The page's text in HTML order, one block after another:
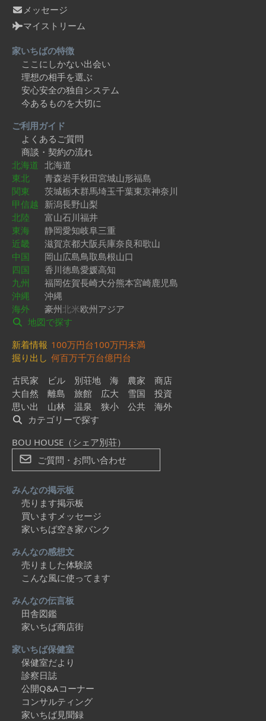
メッセージ
マイストリーム
家いちばの特徴
ここにしかない出会い
理想の相手を選ぶ
安心安全の独自システム
今あるものを大切に
ご利用ガイド
よくあるご質問
商談・契約の流れ
北海道 北海道
東北
青森岩手秋田宮城山形福島
関東
茨城栃木群馬埼玉千葉東京神奈川
甲信越 新潟長野山梨
北陸
富山石川福井
東海
静岡愛知岐阜三重
近畿
滋賀京都大阪兵庫奈良和歌山
中国
岡山広島鳥取島根山口
四国
香川徳島愛媛高知
九州
福岡佐賀長崎大分熊本宮崎鹿児島
沖縄
沖縄
海外
豪州北米欧州アジア
地図で探す
新着情報 100万円台100万円未満
掘り出し 何百万千万台億円台
古民家
ビル 別荘地 海 農家
商店
大自然
離島 旅館 広大 雪国
投資
思い出
山林 温泉 狭小 公共
海外
カテゴリーで探す
BOU HOUSE（シェア別荘）
ご質問・お問い合わせ
みんなの掲示板
売ります掲示板
買いますメッセージ
家いちば空き家バンク
みんなの感想文
売りました体験談
こんな風に使ってます
みんなの伝言板
田舎図鑑
家いちば商店街
家いちば保健室
保健室だより
診察日誌
公開Q&Aコーナー
コンサルティング
家いちば見聞録